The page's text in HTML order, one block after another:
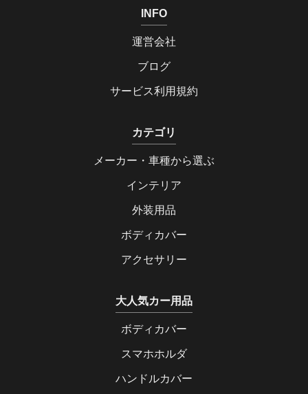
INFO
運営会社
ブログ
サービス利用規約
カテゴリ
メーカー・車種から選ぶ
インテリア
外装用品
ボディカバー
アクセサリー
大人気カー用品
ボディカバー
スマホホルダ
ハンドルカバー